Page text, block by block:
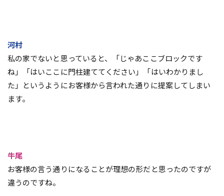
河村
私の家でないと思っていると、「じゃあここブロックです
ね」「はいここに門柱建ててください」「はいわかりまし
た」というようにお客様から言われた通りに提案してしまい
ます。
牛尾
お客様の言う通りになることが理想の形だと思ったのですが
違うのですね。